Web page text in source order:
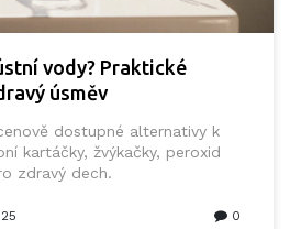
vody? Praktické
úsměv
dostupné alternativy k
kartáčky, žvýkačky, peroxid
zdravý dech.
0